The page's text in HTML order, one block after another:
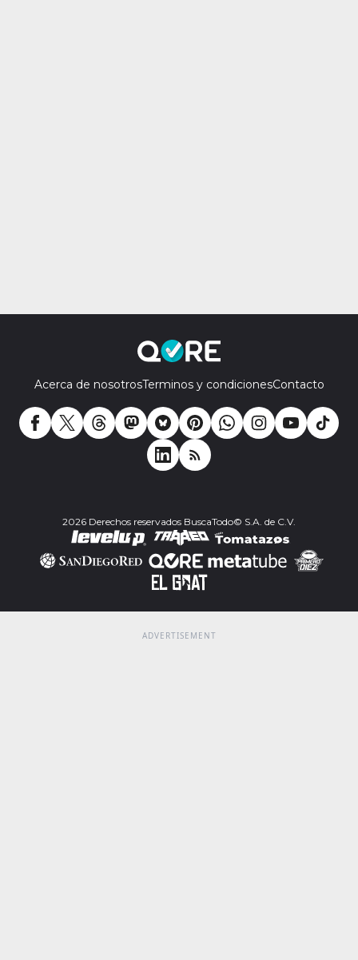
Acerca de nosotrosTerminos y condicionesContacto
2026 Derechos reservados BuscaTodo© S.A. de C.V.